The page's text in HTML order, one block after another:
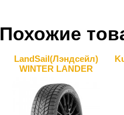
Похожие
LandSail(Лэндсейл)
WINTER LANDER